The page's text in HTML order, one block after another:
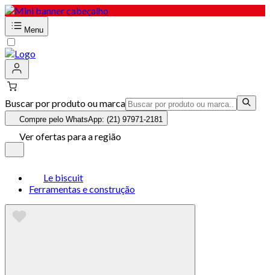
Menu
Buscar por produto ou marca
Compre pelo WhatsApp: (21) 97971-2181
Ver ofertas para a região
Le biscuit
Ferramentas e construção